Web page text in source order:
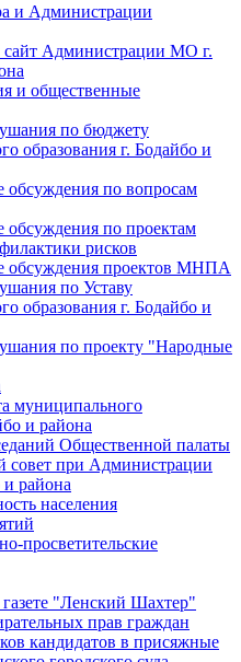
и Администрации
Администрации МО г.
и общественные
по бюджету
образования г. Бодайбо и
по вопросам
по проектам
рисков
обсуждения проектов МНПА
по Уставу
образования г. Бодайбо и
по проекту "Народные
муниципального
и района
Общественной палаты
совет при Администрации
района
населения
просветительские
"Ленский Шахтер"
прав граждан
кандидатов в присяжные